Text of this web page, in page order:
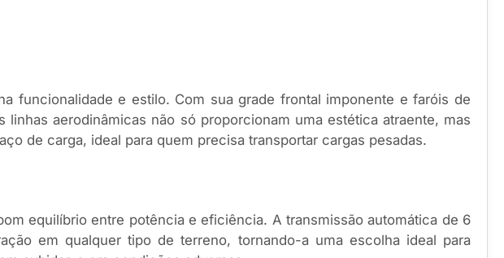
funcionalidade e estilo. Com sua grade frontal imponente e faróis de
aerodinâmicas não só proporcionam uma estética atraente, mas
de carga, ideal para quem precisa transportar cargas pesadas.
equilíbrio entre potência e eficiência. A transmissão automática de 6
em qualquer tipo de terreno, tornando-a uma escolha ideal para